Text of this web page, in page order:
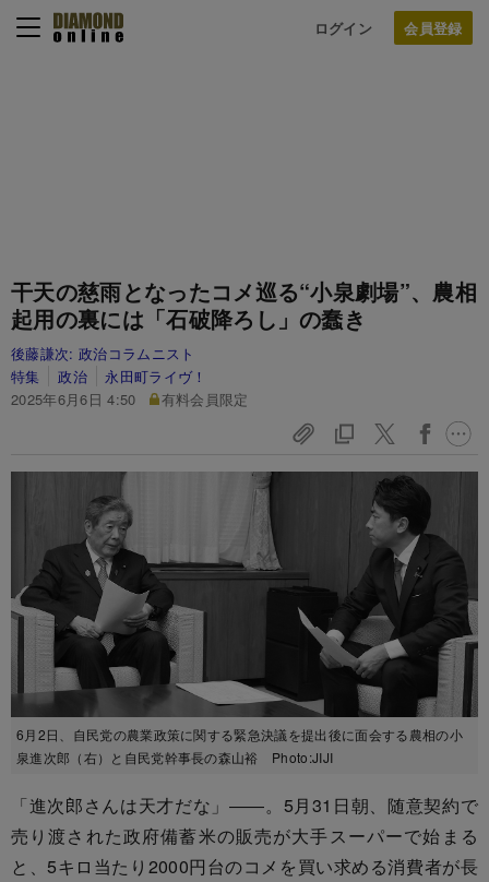
ログイン
干天の慈雨となったコメ巡る“小泉劇場”、農相
起用の裏には「石破降ろし」の蠢き
後藤謙次: 政治コラムニスト
特集
政治
永田町ライヴ！
2025年6月6日 4:50
有料会員限定
6月2日、自民党の農業政策に関する緊急決議を提出後に面会する農相の小
泉進次郎（右）と自民党幹事長の森山裕 Photo:JIJI
「進次郎さんは天才だな」――。5月31日朝、随意契約で
売り渡された政府備蓄米の販売が大手スーパーで始まる
と、5キロ当たり2000円台のコメを買い求める消費者が長